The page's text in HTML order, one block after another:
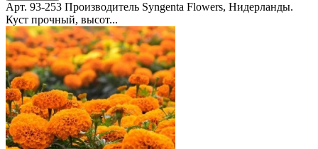
Арт. 93-253 Производитель Syngenta Flowers, Нидерланды.
Куст прочный, высот...